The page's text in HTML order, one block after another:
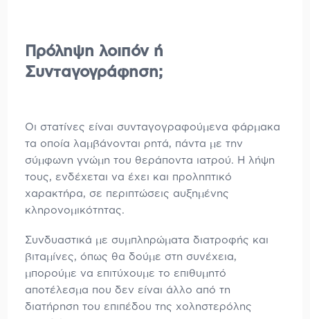
Πρόληψη λοιπόν ή
Συνταγογράφηση;
Οι στατίνες είναι συνταγογραφούμενα φάρμακα
τα οποία λαμβάνονται ρητά, πάντα με την
σύμφωνη γνώμη του θεράποντα ιατρού. Η λήψη
τους, ενδέχεται να έχει και προληπτικό
χαρακτήρα, σε περιπτώσεις αυξημένης
κληρονομικότητας.
Συνδυαστικά με συμπληρώματα διατροφής και
βιταμίνες, όπως θα δούμε στη συνέχεια,
μπορούμε να επιτύχουμε το επιθυμητό
αποτέλεσμα που δεν είναι άλλο από τη
διατήρηση του επιπέδου της χοληστερόλης